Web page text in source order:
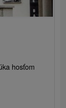
hosťom